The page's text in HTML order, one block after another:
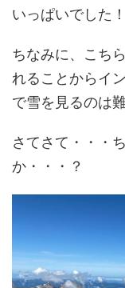
いっぱいでした！
ちなみに、こち
れることからイ
で雪を見るのは
さてさて・・・
か・・・？